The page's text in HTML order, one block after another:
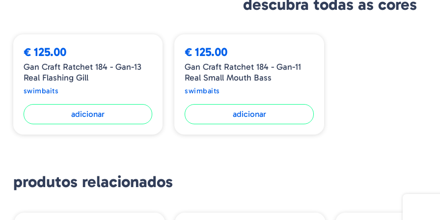
da água, salinidade e o
descubra todas as cores
€ 125.00
Gan Craft Ratchet 184 - Gan-13
Real Flashing Gill
swimbaits
adicionar
€ 125.00
Gan Craft Ratchet 184 - Gan-11
Real Small Mouth Bass
swimbaits
adicionar
produtos relacionados